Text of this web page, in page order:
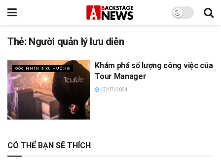
Thẻ: Người quản lý lưu diễn
GÓC NHÌN & XU HƯỚNG
Khám phá số lượng công việc của
Tour Manager
17/07/2024
CÓ THỂ BẠN SẼ THÍCH